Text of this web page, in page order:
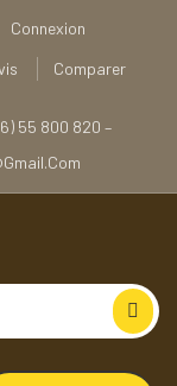
Connexion
Comparer
55 800 820 –